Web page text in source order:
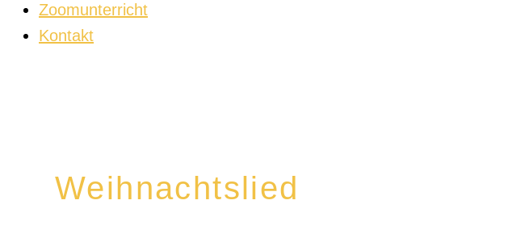
Zoomunterricht
Kontakt
Weihnachtslied